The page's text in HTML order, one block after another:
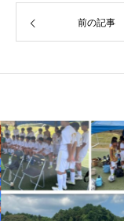
前の記事